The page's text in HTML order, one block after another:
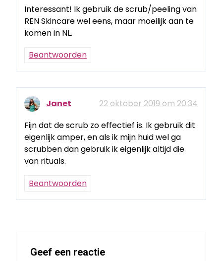
Interessant! Ik gebruik de scrub/peeling van
REN Skincare wel eens, maar moeilijk aan te
komen in NL.
Beantwoorden
Janet
22 oktober 2019 om 20:34
Fijn dat de scrub zo effectief is. Ik gebruik dit
eigenlijk amper, en als ik mijn huid wel ga
scrubben dan gebruik ik eigenlijk altijd die
van rituals.
Beantwoorden
Geef een reactie